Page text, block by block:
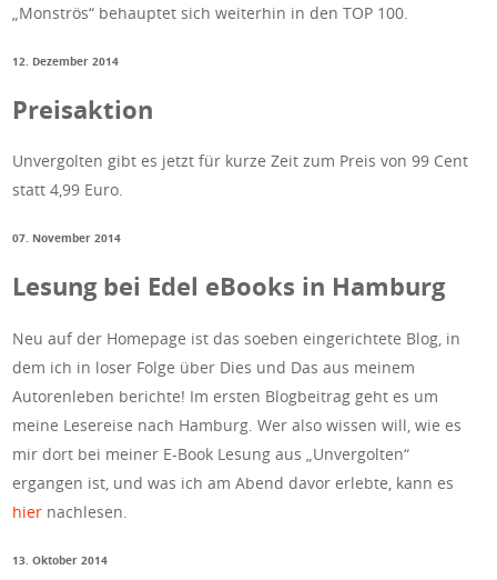
„Monströs“ behauptet sich weiterhin in den TOP 100.
12. Dezember 2014
Preisaktion
Unvergolten gibt es jetzt für kurze Zeit zum Preis von 99 Cent
statt 4,99 Euro.
07. November 2014
Lesung bei Edel eBooks in Hamburg
Neu auf der Homepage ist das soeben eingerichtete Blog, in
dem ich in loser Folge über Dies und Das aus meinem
Autorenleben berichte! Im ersten Blogbeitrag geht es um
meine Lesereise nach Hamburg. Wer also wissen will, wie es
mir dort bei meiner E-Book Lesung aus „Unvergolten“
ergangen ist, und was ich am Abend davor erlebte, kann es
hier nachlesen.
13. Oktober 2014